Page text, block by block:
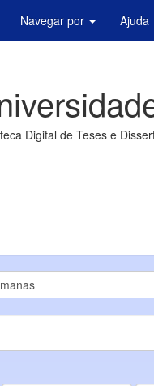
Navegar por Ajuda
Digital de Teses e